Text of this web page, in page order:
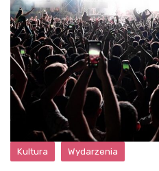
Kultura Wydarzenia